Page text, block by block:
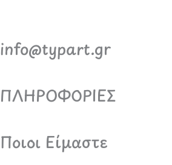
info@typart.gr
ΠΛΗΡΟΦΟΡΙΕΣ
Ποιοι Είμαστε